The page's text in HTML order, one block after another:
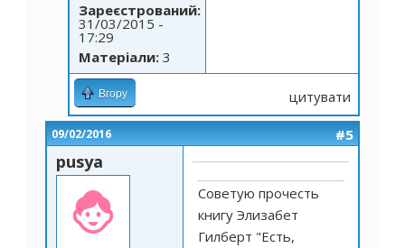
Зареєстрований:
31/03/2015 -
17:29
Матеріали: 3
Вгору цитувати
09/02/2016 #5
pusya
Советую прочесть
книгу Элизабет
Гилберт "Есть,